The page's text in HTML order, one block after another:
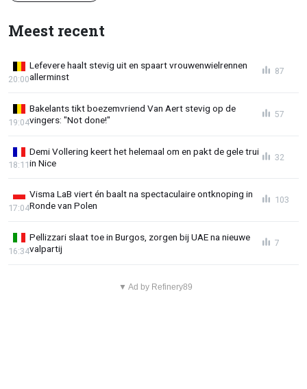
Meest recent
Lefevere haalt stevig uit en spaart vrouwenwielrennen
allerminst
20:00
87
Bakelants tikt boezemvriend Van Aert stevig op de
vingers: "Not done!"
19:04
57
Demi Vollering keert het helemaal om en pakt de gele trui
in Nice
18:11
32
Visma LaB viert én baalt na spectaculaire ontknoping in
Ronde van Polen
17:04
103
Pellizzari slaat toe in Burgos, zorgen bij UAE na nieuwe
valpartij
16:34
7
▼ Ad by Refinery89